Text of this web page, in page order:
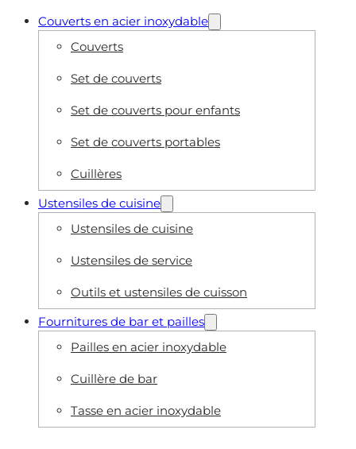
Couverts en acier inoxydable
Couverts
Set de couverts
Set de couverts pour enfants
Set de couverts portables
Cuillères
Ustensiles de cuisine
Ustensiles de cuisine
Ustensiles de service
Outils et ustensiles de cuisson
Fournitures de bar et pailles
Pailles en acier inoxydable
Cuillère de bar
Tasse en acier inoxydable